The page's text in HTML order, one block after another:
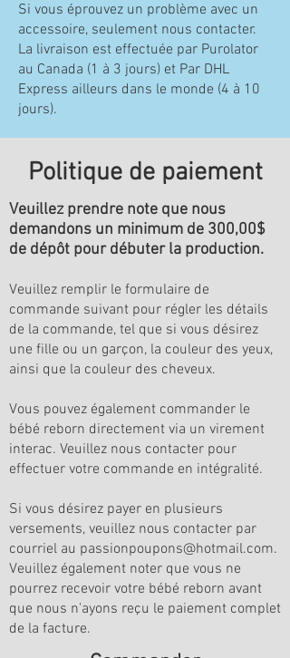
Si vous éprouvez un problème avec un
accessoire, seulement nous contacter.
La livraison est effectuée par Purolator
au Canada (1 à 3 jours) et Par DHL
Express ailleurs dans le monde (4 à 10
jours).
Politique de paiement
Veuillez prendre note que nous
demandons un minimum de 300,00$
de dépôt pour débuter la production.
Veuillez remplir le formulaire de
commande suivant pour régler les détails
de la commande, tel que si vous désirez
une fille ou un garçon, la couleur des yeux,
ainsi que la couleur des cheveux.
Vous pouvez également commander le
bébé reborn directement via un virement
interac. Veuillez nous contacter pour
effectuer votre commande en intégralité.
Si vous désirez payer en plusieurs
versements, veuillez nous contacter par
courriel au passionpoupons@hotmail.com.
Veuillez également noter que vous ne
pourrez recevoir votre bébé reborn avant
que nous n'ayons reçu le paiement complet
de la facture.